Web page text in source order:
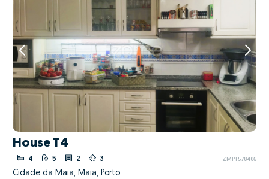
House T4
4 5 2 3 ZMPT578406
Cidade da Maia, Maia, Porto